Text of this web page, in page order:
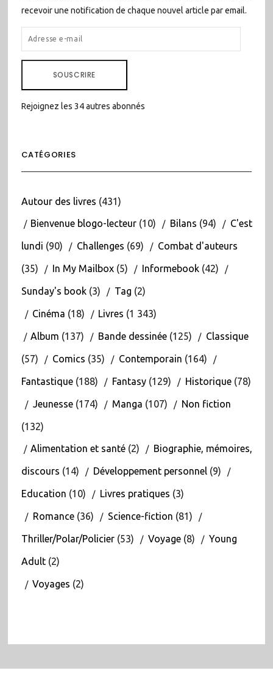
recevoir une notification de chaque nouvel article par email.
ADRESSE
E-
SOUSCRIRE
Rejoignez les 34 autres abonnés
CATÉGORIES
Autour des livres (431)
Bienvenue blogo-lecteur(10) Bilans (94) C'est
lundi (90) Challenges (69) Combat d'auteurs
(35) In My Mailbox(5) Informebook(42)
Sunday's book(3) Tag (2)
Cinéma (18) Livres (1 343)
Album (137) Bande dessinée(125) Classique
(57) Comics (35) Contemporain (164)
Fantastique(188) Fantasy(129) Historique(78)
Jeunesse(174) Manga (107) Non fiction
(132)
Alimentation et santé(2) Biographie, mémoires,
discours (14) Développement personnel(9)
Education (10) Livres pratiques (3)
Romance(36) Science-fiction (81)
Thriller/Polar/Policier(53) Voyage(8) Young
Adult(2)
Voyages (2)